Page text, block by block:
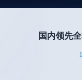
国内领先